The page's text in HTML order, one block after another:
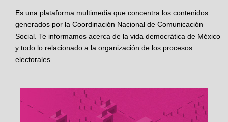
Es una plataforma multimedia que concentra los contenidos
generados por la Coordinación Nacional de Comunicación
Social. Te informamos acerca de la vida democrática de México
y todo lo relacionado a la organización de los procesos
electorales